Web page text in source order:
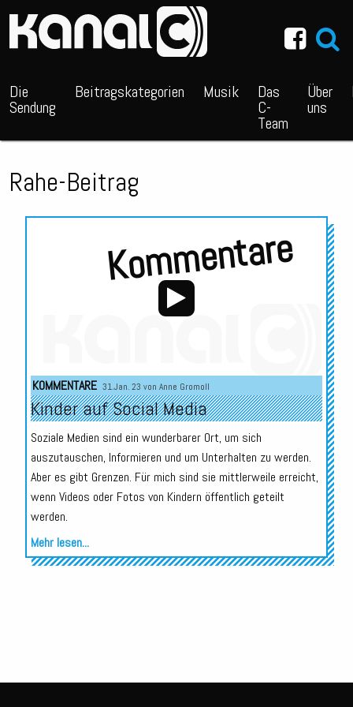
Die
Sendung
Beitragskategorien Musik Das
C-
Team
Über
uns
Rahe-Beitrag
Kommentare
Audio-
Player
KOMMENTARE 31.Jan. 23 von Anne Gromoll
Kinder auf Social Media
Soziale Medien sind ein wunderbarer Ort, um sich
auszutauschen, Informieren und um Unterhalten zu werden.
Aber es gibt Grenzen. Für mich sind sie mittlerweile erreicht,
wenn Videos oder Fotos von Kindern öffentlich geteilt
werden.
Mehr lesen...